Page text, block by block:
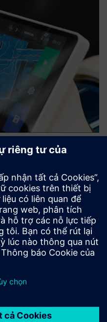
and
quét chính xác hàng
quả là hai tòa nhà kỹ
và tài liệu hàng tồn kho,
về tình trạng và kích